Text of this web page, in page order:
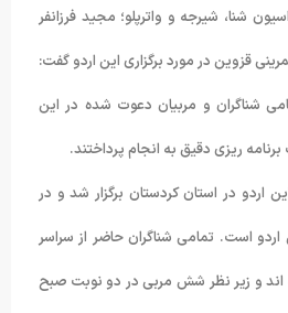
شنا، شیرجه و واترپلو؛ مجید فرزانفر
قزوین در مورد برگزاری این اردو گفت:
شناگران و مربیان دعوت شده در این
ریزی دقیق به انجام پرداختند.
اردو در استان کردستان برگزار شد و در
است. تمامی شناگران حاضر از سراسر
اند و زیر نظر شش مربی در دو نوبت صبح